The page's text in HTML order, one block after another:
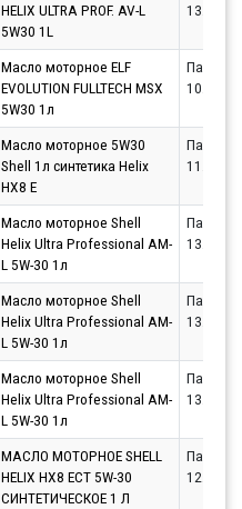
HELIX ULTRA PROF. AV-L
5W30 1L
Масло моторное ELF
EVOLUTION FULLTECH MSX
5W30 1л
Партнёр
Масло моторное 5W30
Shell 1л синтетика Helix
HX8 E
Партнёр
Масло моторное Shell
Helix Ultra Professional AM-
L 5W-30 1л
Партнёр
Масло моторное Shell
Helix Ultra Professional AM-
L 5W-30 1л
Партнёр
Масло моторное Shell
Helix Ultra Professional AM-
L 5W-30 1л
Партнёр
МАСЛО МОТОРНОЕ SHELL
HELIX HX8 ECT 5W-30
СИНТЕТИЧЕСКОЕ 1 Л
Партнёр